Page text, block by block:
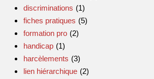
discriminations (1)
fiches pratiques (5)
formation pro (2)
handicap (1)
harcèlements (3)
lien hiérarchique (2)